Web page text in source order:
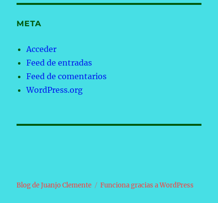
META
Acceder
Feed de entradas
Feed de comentarios
WordPress.org
Blog de Juanjo Clemente Funciona gracias a WordPress